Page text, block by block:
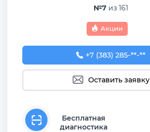
№7 из 161
Акции
+7 (383) 285-96-21
+7 (383) 285-**-**
Оставить заявку
Бесплатная
диагностика